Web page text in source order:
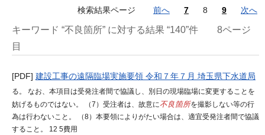
検索結果ページ 前へ 7 8 9 次へ
キーワード “不良箇所” に対する結果 “140”件
8ページ
目
[PDF] 建設工事の遠隔臨場実施要領 令和７年７月 埼玉県下水道局
る。 なお、本項目は受発注者間で協議し、別日の現場臨場に変更することを
妨げるものではない。 （7）受注者は、故意に不良箇所を撮影しない等の行
為は行わないこと。 （8）本要領によりがたい場合は、適宜受発注者間で協議
すること。 12 5費用